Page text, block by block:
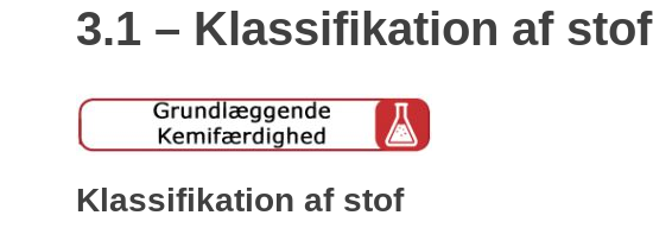
3.1 – Klassifikation af stof
Klassifikation af stof